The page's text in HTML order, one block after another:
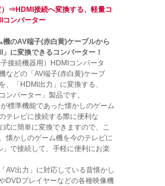
⇒HDMI接続へ変換する、軽量コ
コンバーター
機のAV端子(赤白黄)ケーブルから
に変換できるコンバーター！
接続機器用）HDMIコンバータ
などの「AV端子(赤白黄)ケーブ
、「HDMI出力」に変換する、
ンバーター」製品です。
が標準機能であった懐かしのゲーム
テレビに接続する際に便利な
式に簡単に変換できますので、こ
懐かしのゲーム機を今のテレビに
」で接続して、手軽に便利にお楽
AV出力」に対応している昔懐かし
DVDプレイヤーなどの各種映像機